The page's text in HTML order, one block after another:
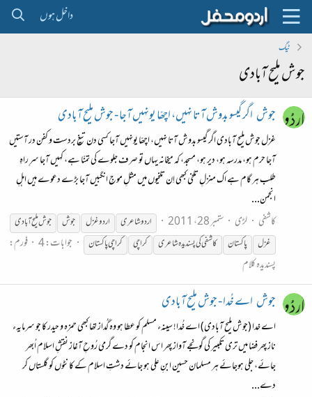
داخل ہوں
ٹیگ
جوش ملیح آبادی
جوش اگر گیسو بدوش آتا نہیں، اچھّا یونہیں آجا - جوش ملیح آبادی
غزل جوش ملیح آبادی اگر گیسو بدوش آتا نہیں، اچھّا یونہیں آجا کسی دن تیغ بردست و کفن در آستیں
آجا حرم ہو، مدرسہ ہو، دیر ہو، مسجد، کہ میخانہ یہاں تو صرف جلوے کی تمنّا ہے، کہیں آجا سرِ راہِ
طلب ہر گام ہے اک منزلِ تلخی کبھی اِن تلخیوں میں مثلِ موجِ انگبیں آجا بڑے دعوے ہیں اہلِ
انجمن...
کاشفی
لڑی ستمبر 28، 2011 اردو شاعری اردو غزل جوش جوشملیحآبادی
غزل
پاکستان کاشفی کی پسندیدہ شاعری کراچی کراچی پاکستان جوابات: 4
فورم:
پسندیدہ کلام
جوش اے خُدا - جوش ملیح آبادی
اے خدا (جوش ملیح آبادی) اے خُدا! سینہء مسلم کو عطا ہو وہ گُداز تھا کبھی حمزہ و حیدر کا جو سرمایہء
ناز پھر فضا میں تری تکبیر کی گونجے آواز پھر اس انجام کو دے گرمی رُوحِ آغاز نقشِ اسلام اُبھر
جائے، جلی ہوجائے ہر مسلمان حسین ابنِ علی ہو جائے دشتِ اسلام کے کانٹوں کو گلستاں کر
دے...